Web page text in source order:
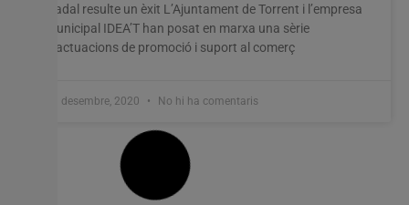
Nadal resulte un èxit L’Ajuntament de Torrent i l’empresa
municipal IDEA’T han posat en marxa una sèrie
d’actuacions de promoció i suport al comerç
11 desembre, 2020 No hi ha comentaris